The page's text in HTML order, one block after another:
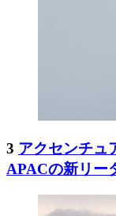
3 アクセンチュ
APACの新リー